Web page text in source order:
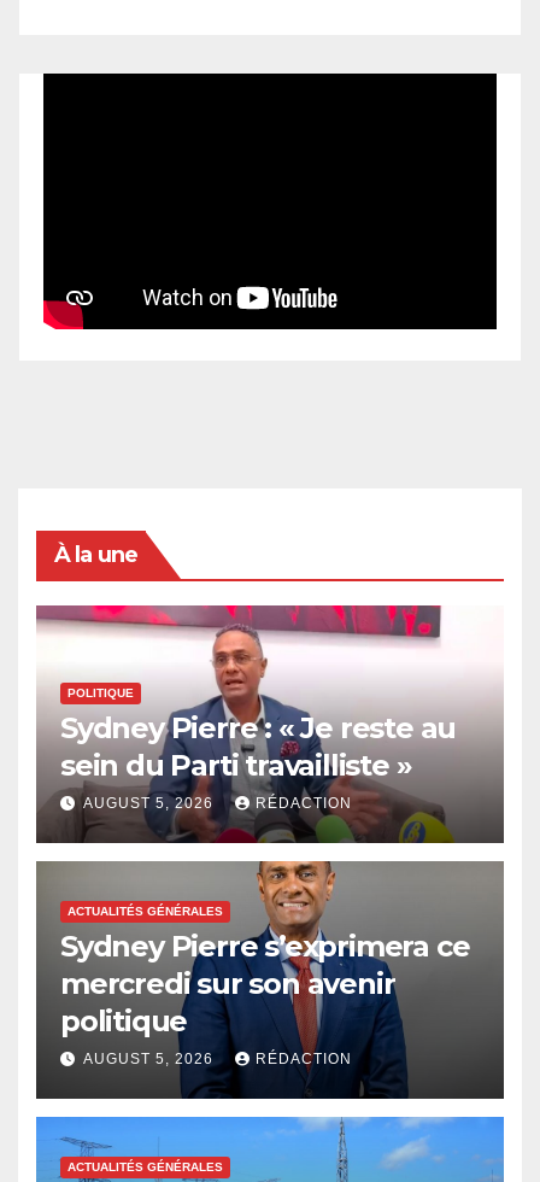
À la une
POLITIQUE
Sydney Pierre : « Je reste au
sein du Parti travailliste »
AUGUST 5, 2026 RÉDACTION
ACTUALITÉS GÉNÉRALES
Sydney Pierre s’exprimera ce
mercredi sur son avenir
politique
AUGUST 5, 2026 RÉDACTION
ACTUALITÉS GÉNÉRALES